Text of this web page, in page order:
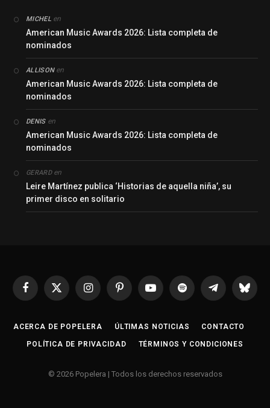
MICHELen
American Music Awards 2026: Lista completa de
nominados
ALLISONen
American Music Awards 2026: Lista completa de
nominados
DENISen
American Music Awards 2026: Lista completa de
nominados
GERARDen
Leire Martínez publica ‘Historias de aquella niña’, su
primer disco en solitario
Facebook
X
InstagramPinterestYouTubeSpotify Telegrama
ACERCA DE POPELERA ÚLTIMAS NOTICIAS CONTACTO
POLÍTICA DE PRIVACIDAD TÉRMINOS Y CONDICIONES
© 2026 Popelera | Todos los derechos reservados